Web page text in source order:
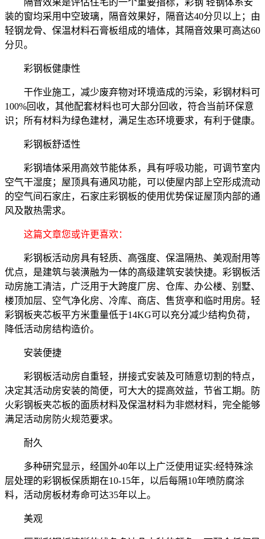
隔音效果是评估住宅的一个重要指标，彩钢 轻钢体系安
装的窗均采用中空玻璃，隔音效果好，隔音达40分贝以上；由
轻钢龙骨、保温材料石膏板组成的墙体，其隔音效果可高达60
分贝。
彩钢板健康性
干作业施工，减少废弃物对环境造成的污染，彩钢材料可
100%回收，其他配套材料也可大部分回收，符合当前环保意
识；所有材料为绿色建材，满足生态环境要求，有利于健康。
彩钢板舒适性
彩钢墙体采用高效节能体系，具有呼吸功能，可调节室内
空气干湿度；屋顶具有通风功能，可以使屋内部上空形成流动
的空气间石家庄，石家庄彩钢板的使用优势保证屋顶内部的通
风及散热需求。
这篇文章您或许更喜欢：
彩钢板活动房具有轻质、高强度、保温隔热、美观耐用等
优点，是建筑与装潢融为一体的高级建筑安装快捷。彩钢板活
动房施工清洁，广泛用于大跨度厂房、仓库、办公楼、别墅、
楼顶加层、空气净化房、冷库、商店、售货亭和临时用房。轻
彩钢板夹芯板平方米重量低于14KG可以充分减少结构负荷，
降低活动房结构造价。
安装便捷
彩钢板活动房自重轻，拼接式安装及可随意切割的特点，
决定其活动房安装的简便，可大大的提高效益，节省工期。防
火彩钢板夹芯板的面质材料及保温材料为非燃材料，完全能够
满足活动房防火规范要求。
耐久
多种研究显示，经国外40年以上广泛使用证实:经特殊涂
层处理的彩钢板保质期在10-15年，以后每隔10年喷防腐涂
料，活动房板材寿命可达35年以上。
美观